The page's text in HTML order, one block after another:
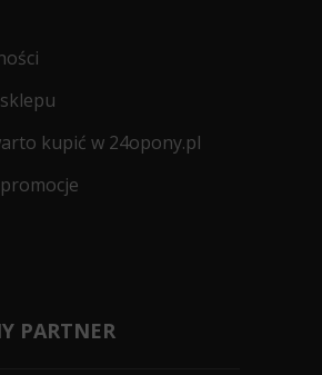
kupić w 24opony.pl
PARTNER